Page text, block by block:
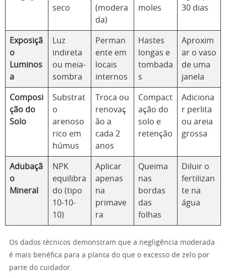
seco
(modera
da)
moles
30 dias
Exposiçã
o
Luminos
a
Luz
indireta
ou meia-
sombra
Perman
ente em
locais
internos
Hastes
longas e
tombada
s
Aproxim
ar o vaso
de uma
janela
Composi
ção do
Solo
Substrat
o
arenoso
rico em
húmus
Troca ou
renovaç
ão a
cada 2
anos
Compact
ação do
solo e
retenção
Adiciona
r perlita
ou areia
grossa
Adubaçã
o
Mineral
NPK
equilibra
do (tipo
10-10-
10)
Aplicar
apenas
na
primave
ra
Queima
nas
bordas
das
folhas
Diluir o
fertilizan
te na
água
Os dados técnicos demonstram que a negligência moderada
é mais benéfica para a planta do que o excesso de zelo por
parte do cuidador.